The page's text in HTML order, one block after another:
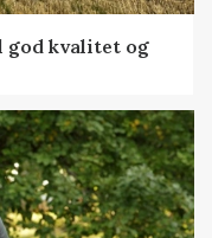
god kvalitet og